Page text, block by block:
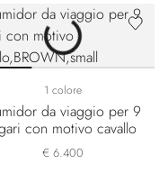
1 colore
da viaggio per 9
con motivo cavallo
€ 6.400